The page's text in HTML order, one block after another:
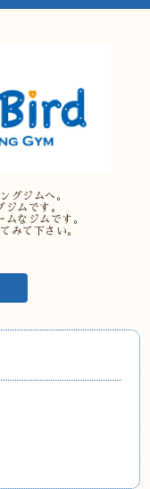
グジムへ。
ムです。
なジムです。
みて下さい。